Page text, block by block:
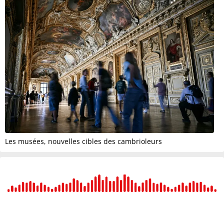
Les musées, nouvelles cibles des cambrioleurs